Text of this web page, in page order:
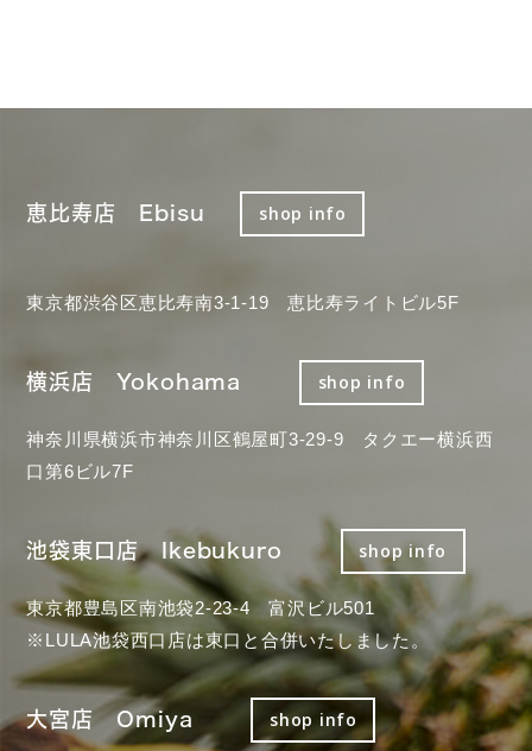
恵比寿店 Ebisu shop info
東京都渋谷区恵比寿南3-1-19 恵比寿ライトビル5F
横浜店 Yokohama shop info
神奈川県横浜市神奈川区鶴屋町3-29-9 タクエー横浜西
口第6ビル7F
池袋東口店 Ikebukuro shop info
東京都豊島区南池袋2-23-4 富沢ビル501
※LULA池袋西口店は東口と合併いたしました。
大宮店 Omiya shop info